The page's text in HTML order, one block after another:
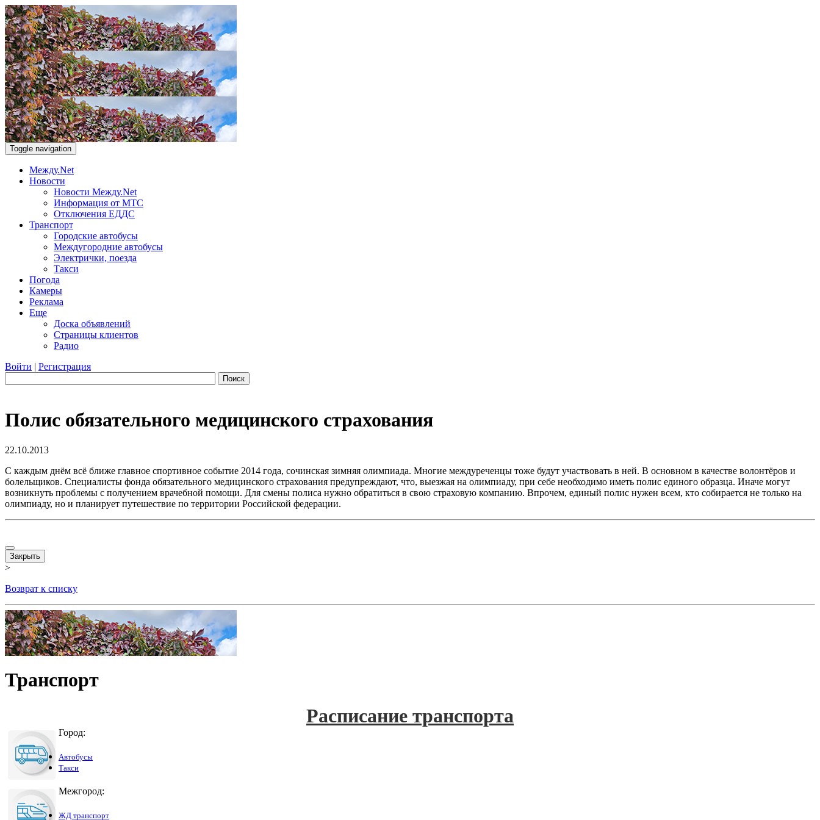
Toggle navigation
Между.Net
Новости
Новости Между.Net
Информация от МТС
Отключения ЕДДС
Транспорт
Городские автобусы
Междугородние автобусы
Электрички, поезда
Такси
Погода
Камеры
Реклама
Еще
Доска объявлений
Страницы клиентов
Радио
Войти | Регистрация
Поиск
Полис обязательного медицинского страхования
22.10.2013
С каждым днём всё ближе главное спортивное событие 2014 года, сочинская зимняя олимпиада. Многие междуреченцы тоже будут участвовать в ней. В основном в качестве волонтёров и
болельщиков. Специалисты фонда обязательного медицинского страхования предупреждают, что, выезжая на олимпиаду, при себе необходимо иметь полис единого образца. Иначе могут
возникнуть проблемы с получением врачебной помощи. Для смены полиса нужно обратиться в свою страховую компанию. Впрочем, единый полис нужен всем, кто собирается не только на
олимпиаду, но и планирует путешествие по территории Российской федерации.
Закрыть
>
Возврат к списку
Транспорт
Расписание транспорта
Город:
Автобусы
Такси
Межгород:
ЖД транспорт